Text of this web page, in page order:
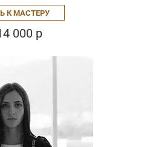
К МАСТЕРУ
000 р